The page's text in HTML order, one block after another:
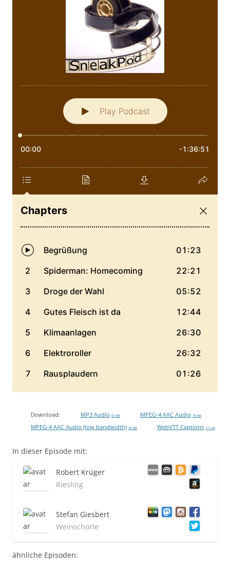
Download: MP3 Audio 67 MB MPEG-4 AAC Audio 70 MB
MPEG-4 AAC Audio (low bandwidth) 36 MB WebVTT Captions 117 KB
In dieser Episode mit:
Robert Krüger
Riesling
Stefan Giesbert
Weinschorle
ähnliche Episoden: